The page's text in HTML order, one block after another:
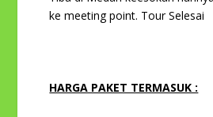
ke meeting point. Tour Selesai
HARGA PAKET TERMASUK :